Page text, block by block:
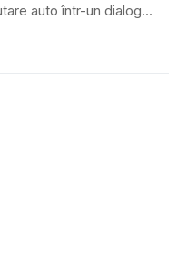
auto într-un dialog...